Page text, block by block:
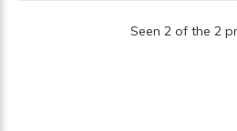
Seen 2 of the 2